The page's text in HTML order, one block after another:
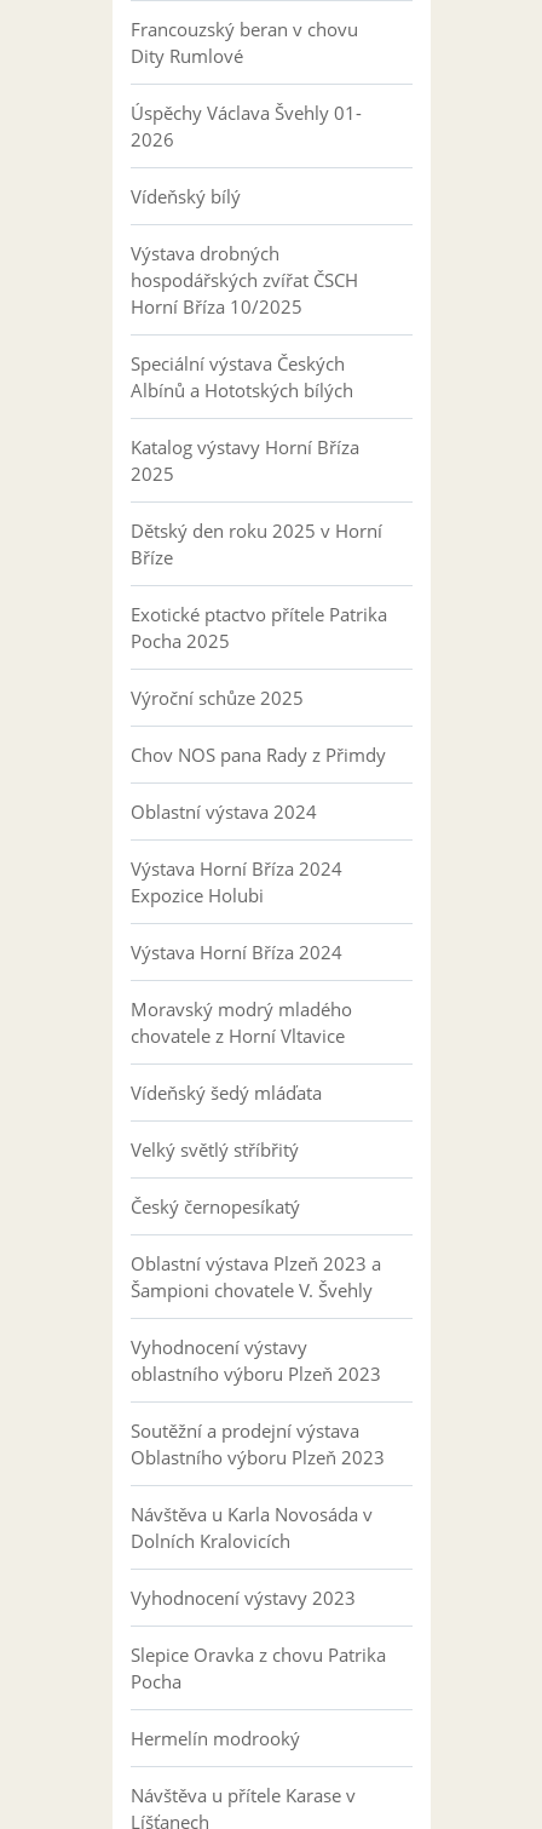
Francouzský beran v chovu
Dity Rumlové
Úspěchy Václava Švehly 01-
2026
Vídeňský bílý
Výstava drobných
hospodářských zvířat ČSCH
Horní Bříza 10/2025
Speciální výstava Českých
Albínů a Hototských bílých
Katalog výstavy Horní Bříza
2025
Dětský den roku 2025 v Horní
Bříze
Exotické ptactvo přítele Patrika
Pocha 2025
Výroční schůze 2025
Chov NOS pana Rady z Přimdy
Oblastní výstava 2024
Výstava Horní Bříza 2024
Expozice Holubi
Výstava Horní Bříza 2024
Moravský modrý mladého
chovatele z Horní Vltavice
Vídeňský šedý mláďata
Velký světlý stříbřitý
Český černopesíkatý
Oblastní výstava Plzeň 2023 a
Šampioni chovatele V. Švehly
Vyhodnocení výstavy
oblastního výboru Plzeň 2023
Soutěžní a prodejní výstava
Oblastního výboru Plzeň 2023
Návštěva u Karla Novosáda v
Dolních Kralovicích
Vyhodnocení výstavy 2023
Slepice Oravka z chovu Patrika
Pocha
Hermelín modrooký
Návštěva u přítele Karase v
Líšťanech